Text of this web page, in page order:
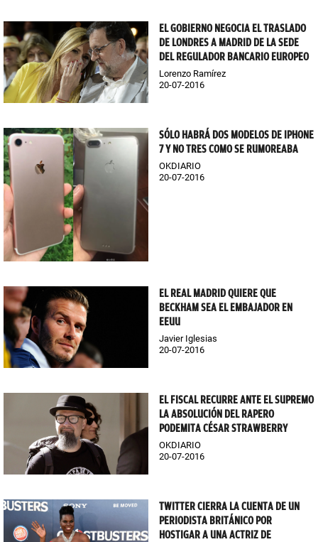
EL GOBIERNO NEGOCIA EL TRASLADO
DE LONDRES A MADRID DE LA SEDE
DEL REGULADOR BANCARIO EUROPEO
Lorenzo Ramírez
20-07-2016
SÓLO HABRÁ DOS MODELOS DE IPHONE
7 Y NO TRES COMO SE RUMOREABA
OKDIARIO
20-07-2016
EL REAL MADRID QUIERE QUE
BECKHAM SEA EL EMBAJADOR EN
EEUU
Javier Iglesias
20-07-2016
EL FISCAL RECURRE ANTE EL SUPREMO
LA ABSOLUCIÓN DEL RAPERO
PODEMITA CÉSAR STRAWBERRY
OKDIARIO
20-07-2016
TWITTER CIERRA LA CUENTA DE UN
PERIODISTA BRITÁNICO POR
HOSTIGAR A UNA ACTRIZ DE